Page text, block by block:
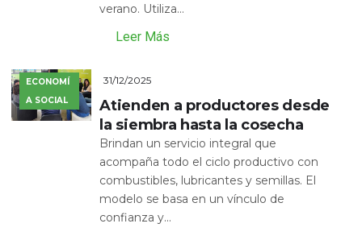
verano. Utiliza...
Leer Más
ECONOMÍ
A SOCIAL
31/12/2025
Atienden a productores desde
la siembra hasta la cosecha
Brindan un servicio integral que
acompaña todo el ciclo productivo con
combustibles, lubricantes y semillas. El
modelo se basa en un vínculo de
confianza y...